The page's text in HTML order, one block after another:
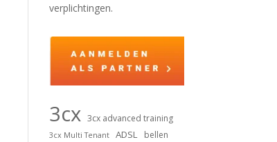
verplichtingen.
3cx 3cx advanced training
3cx Multi Tenant ADSL bellen